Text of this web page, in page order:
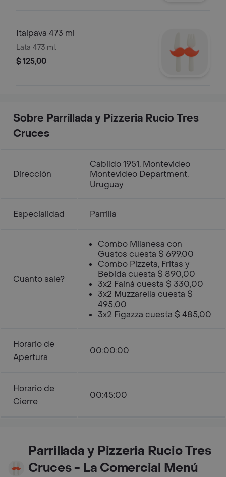
Itaipava 473 ml
Lata 473 ml.
$ 125,00
Sobre Parrillada y Pizzeria Rucio Tres
Cruces
Dirección
Cabildo 1951, Montevideo
Montevideo Department,
Uruguay
Especialidad Parrilla
Cuanto sale?
Combo Milanesa con
Gustos cuesta $ 699,00
Combo Pizzeta, Fritas y
Bebida cuesta $ 890,00
3x2 Fainá cuesta $ 330,00
3x2 Muzzarella cuesta $
495,00
3x2 Figazza cuesta $ 485,00
Horario de
Apertura
00:00:00
Horario de
Cierre
00:45:00
Parrillada y Pizzeria Rucio Tres
Cruces - La Comercial Menú